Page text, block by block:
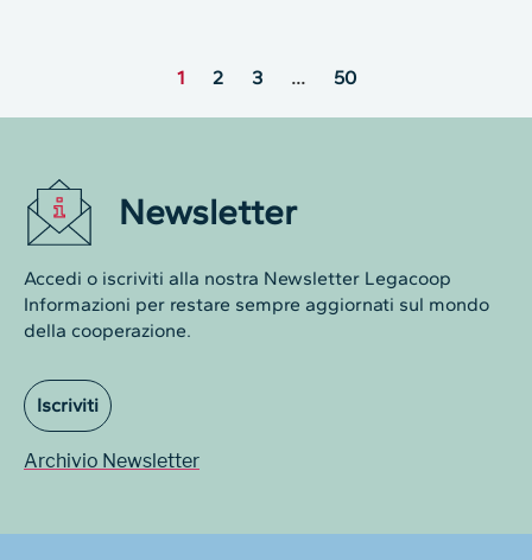
1 2 3 … 50
Newsletter
Accedi o iscriviti alla nostra Newsletter Legacoop
Informazioni per restare sempre aggiornati sul mondo
della cooperazione.
Iscriviti
Archivio Newsletter